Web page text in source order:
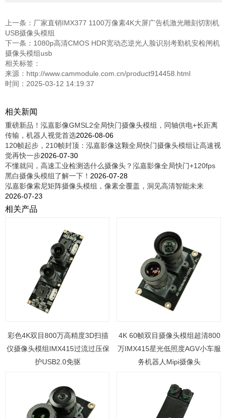
上一条： 厂家直销IMX377 1100万像素4K大屏广告机激光雕刻切割机
USB摄像头模组
下一条： 1080p高清CMOS HDR宽动态逆光人脸识别考勤机安检闸机
摄像头模组usb
相关标签：
来源：http://www.cammodule.com.cn/product914458.html
时间：2025-03-12 14:19:37
相关新闻
重磅新品！泓嘉影像GMSL2全局快门摄像头模组，同轴供电+长距离
传输，机器人视觉首选2026-08-06
120帧起步，210帧封顶：泓嘉影像这颗全局快门摄像头模组让高速视
觉再快一步2026-07-30
不懂就问，高速工业检测选什么摄像头？泓嘉影像全局快门+120fps
黑白摄像头模组了解一下！ 2026-07-28
泓嘉影像索尼矩阵摄像头模组，像素全覆盖，洞见高清智能未来
2026-07-23
相关产品
彩色4K双目800万高精度3D扫描
仪摄像头模组IMX415过流过压保
护USB2.0免驱
4K 60帧双目摄像头模组超清800
万IMX415星光低照度AGV小车服
务机器人Mipi摄像头